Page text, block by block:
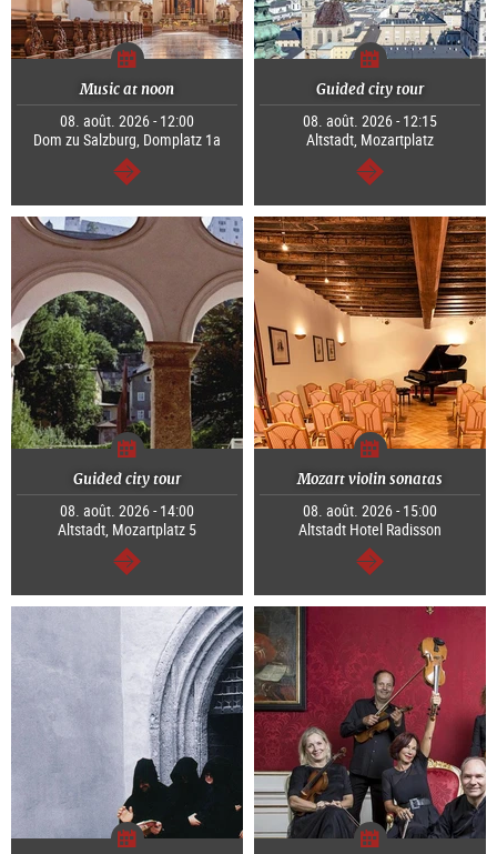
Music at noon
08. août. 2026 - 12:00
Dom zu Salzburg, Domplatz 1a
Continuer
Guided city tour
08. août. 2026 - 12:15
Altstadt, Mozartplatz
Continuer
Guided city tour
08. août. 2026 - 14:00
Altstadt, Mozartplatz 5
Continuer
Mozart violin sonatas
08. août. 2026 - 15:00
Altstadt Hotel Radisson
Continuer